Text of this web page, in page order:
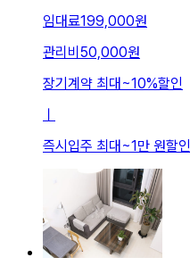
임대료199,000원
관리비 50,000원
장기계약 최대~10%할인
ㅣ
즉시입주 최대~1만 원할인